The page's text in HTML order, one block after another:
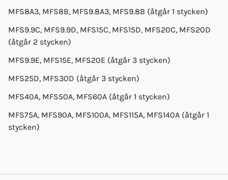
MFS8A3, MFS8B, MFS9.8A3, MFS9.8B (åtgår 1 stycken)
MFS9.9C, MFS9.9D, MFS15C, MFS15D, MFS20C, MFS20D
(åtgår 2 stycken)
MFS9.9E, MFS15E, MFS20E (åtgår 3 stycken)
MFS25D, MFS30D (åtgår 3 stycken)
MFS40A, MFS50A, MFS60A (åtgår 1 stycken)
MFS75A, MFS90A, MFS100A, MFS115A, MFS140A (åtgår 1
stycken)